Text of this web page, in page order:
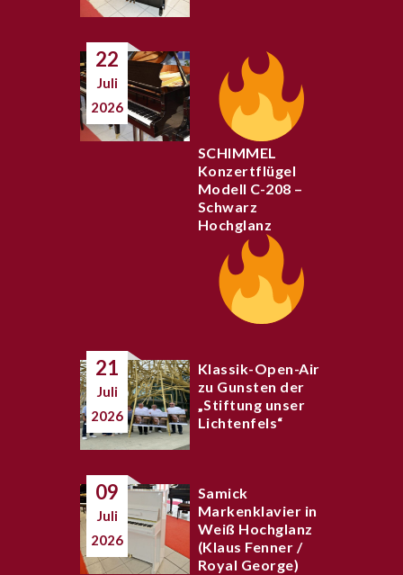
22
Juli
2026
SCHIMMEL
Konzertflügel
Modell C-208 –
Schwarz
Hochglanz
21
Juli
2026
Klassik-Open-Air
zu Gunsten der
„Stiftung unser
Lichtenfels“
09
Juli
2026
Samick
Markenklavier in
Weiß Hochglanz
(Klaus Fenner /
Royal George)